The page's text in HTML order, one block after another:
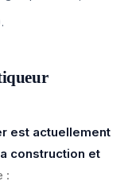
est actuellement
construction et
: